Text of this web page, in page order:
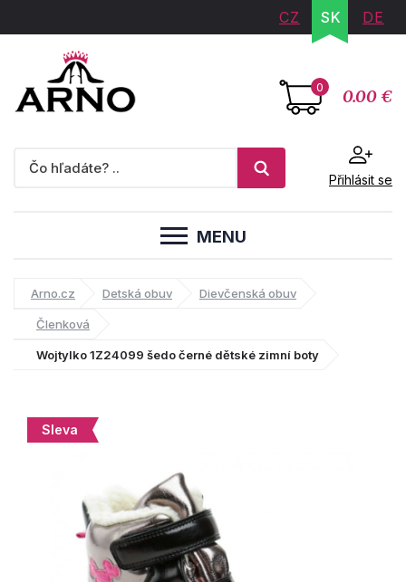
CZ SK DE
0 0.00 €
Přihlásit se
MENU
Arno.cz Detská obuv Dievčenská obuv
Členková
Wojtylko 1Z24099 šedo černé dětské zimní boty
Sleva